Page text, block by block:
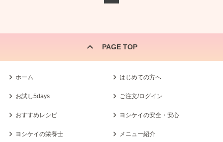
PAGE TOP
ホーム はじめての方へ
お試し5days ご注文/ログイン
おすすめレシピ ヨシケイの安全・安心
ヨシケイの栄養士 メニュー紹介